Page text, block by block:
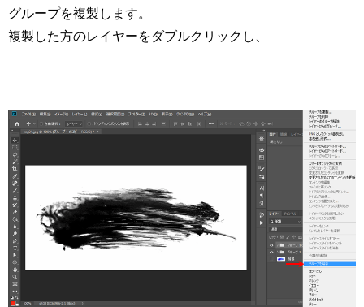
グループを複製します。
複製した方のレイヤーをダブルクリックし、